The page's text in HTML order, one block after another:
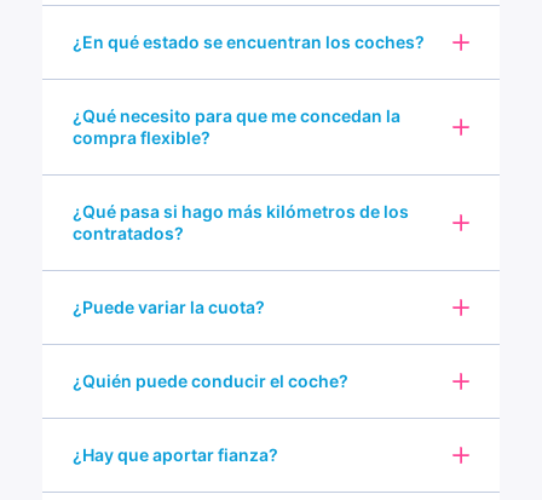
¿En qué estado se encuentran los coches?
¿Qué necesito para que me concedan la
compra flexible?
¿Qué pasa si hago más kilómetros de los
contratados?
¿Puede variar la cuota?
¿Quién puede conducir el coche?
¿Hay que aportar fianza?